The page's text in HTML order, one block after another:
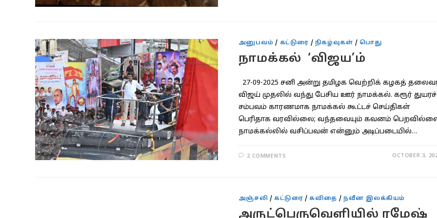
அனுபவம் / கட்டுரை / நிகழ்வுகள் / பொது
நாமக்கல் ‘விஜய’ம்
27-09-2025 சனி அன்று தமிழக வெற்றிக் கழகத்
விஜய் முதலில் வந்து பேசிய ஊர் நாமக்கல். கரூர் துயரச்
சம்பவம் காரணமாக நாமக்கல் கூட்டச் செய்திகள்
பெரிதாக வரவில்லை; வந்தவையும் கவனம்
நாமக்கல்லில் வசிப்பவன் என்னும் அடிப்படையில்…
2 COMMENTS OCTOBER 3,
அஞ்சலி / கட்டுரை / கவிதை / நவீன இலக்கியம்
அருட்பெருவெளியில் ரமேஷ்